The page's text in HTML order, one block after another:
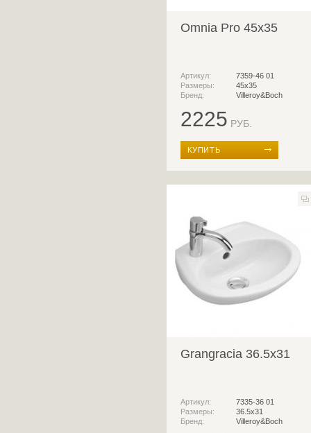
Omnia Pro 45x35
Артикул:
7359-46 01
Размеры:
45x35
Бренд:
Villeroy&Boch
2225 РУБ.
КУПИТЬ
Grangracia 36.5x31
Артикул:
7335-36 01
Размеры:
36.5x31
Бренд:
Villeroy&Boch